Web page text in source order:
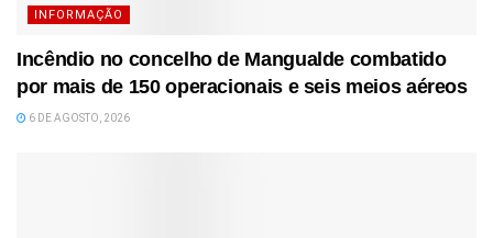
INFORMAÇÃO
Incêndio no concelho de Mangualde combatido
por mais de 150 operacionais e seis meios aéreos
6 DE AGOSTO, 2026